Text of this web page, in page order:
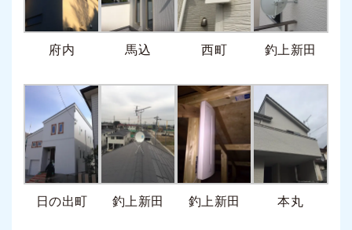
府内 馬込 西町 釣上新田
日の出町 釣上新田 釣上新田 本丸